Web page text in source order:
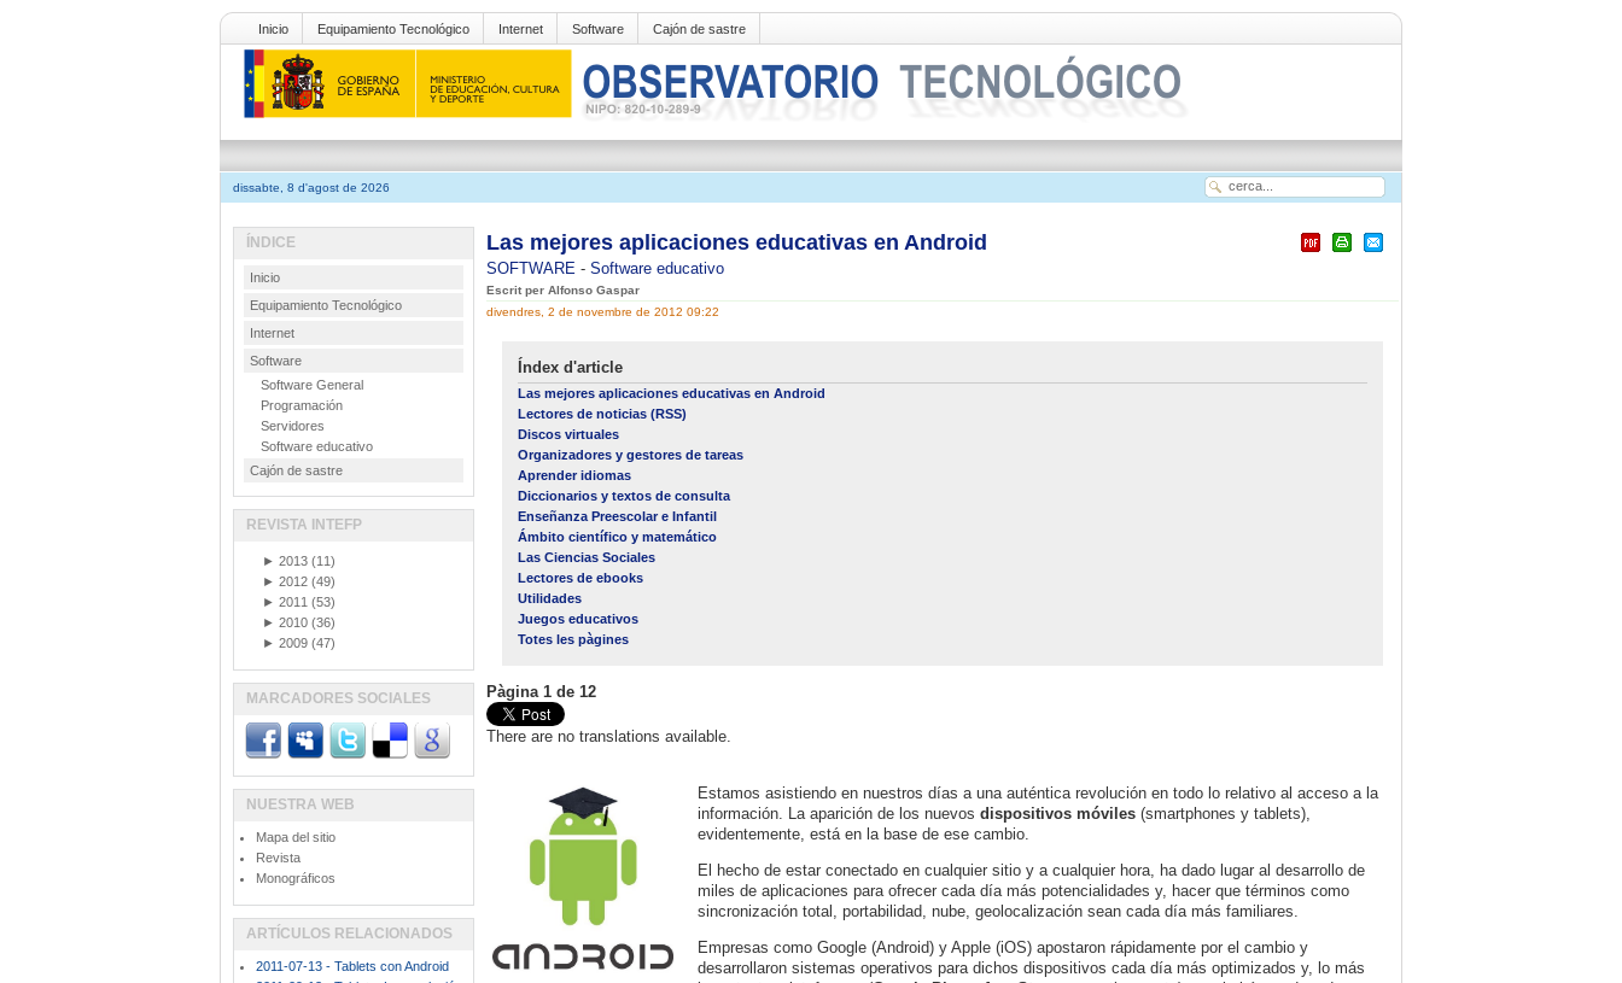
Inicio Equipamiento Tecnológico Internet Software Cajón de sastre
dissabte, 8 d'agost de 2026
Las mejores aplicaciones educativas en Android
SOFTWARE - Software educativo
Escrit per Alfonso Gaspar
divendres, 2 de novembre de 2012 09:22
Índex d'article
Las mejores aplicaciones educativas en Android
Lectores de noticias (RSS)
Discos virtuales
Organizadores y gestores de tareas
Aprender idiomas
Diccionarios y textos de consulta
Enseñanza Preescolar e Infantil
Ámbito científico y matemático
Las Ciencias Sociales
Lectores de ebooks
Utilidades
Juegos educativos
Totes les pàgines
Pàgina 1 de 12
There are no translations available.
Estamos asistiendo en nuestros días a una auténtica revolución en todo lo relativo al acceso a la
información. La aparición de los nuevos dispositivos móviles (smartphones y tablets),
evidentemente, está en la base de ese cambio.
El hecho de estar conectado en cualquier sitio y a cualquier hora, ha dado lugar al desarrollo de
miles de aplicaciones para ofrecer cada día más potencialidades y, hacer que términos como
sincronización total, portabilidad, nube, geolocalización sean cada día más familiares.
Empresas como Google (Android) y Apple (iOS) apostaron rápidamente por el cambio y
desarrollaron sistemas operativos para dichos dispositivos cada día más optimizados y, lo más
ÍNDICE
Inicio
Equipamiento Tecnológico
Internet
Software
Software General
Programación
Servidores
Software educativo
Cajón de sastre
REVISTA INTEFP
► 2013 (11)
► 2012 (49)
► 2011 (53)
► 2010 (36)
► 2009 (47)
MARCADORES SOCIALES
NUESTRA WEB
Mapa del sitio
Revista
Monográficos
ARTÍCULOS RELACIONADOS
2011-07-13 - Tablets con Android